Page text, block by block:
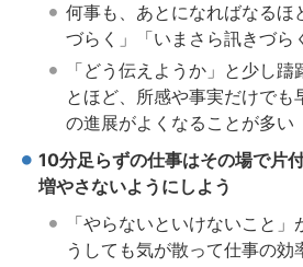
何事も、あとになればなるほ
づらく」「いまさら訊きづら
「どう伝えようか」と少し
とほど、所感や事実だけでも
の進展がよくなることが多い
10分足らずの仕事はその場で片
増やさないようにしよう
「やらないといけないこと
うしても気が散って仕事の効